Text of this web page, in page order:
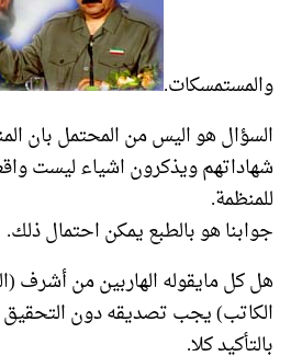
والمستمسكات.
السؤال هو اليس من المحتمل بان
شهاداتهم ويذكرون اشياء ليست
للمنظمة.
جوابنا هو بالطبع يمكن احتمال ذلك.
هل كل مايقوله الهاربين من
الكاتب) يجب تصديقه دون
بالتأكيد كلا.